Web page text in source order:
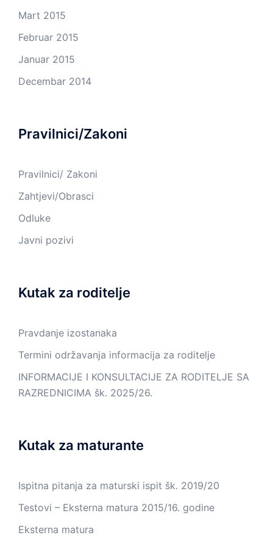
Mart 2015
Februar 2015
Januar 2015
Decembar 2014
Pravilnici/Zakoni
Pravilnici/ Zakoni
Zahtjevi/Obrasci
Odluke
Javni pozivi
Kutak za roditelje
Pravdanje izostanaka
Termini održavanja informacija za roditelje
INFORMACIJE I KONSULTACIJE ZA RODITELJE SA
RAZREDNICIMA šk. 2025/26.
Kutak za maturante
Ispitna pitanja za maturski ispit šk. 2019/20
Testovi – Eksterna matura 2015/16. godine
Eksterna matura